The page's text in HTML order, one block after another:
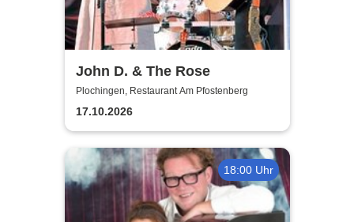
John D. & The Rose
Plochingen, Restaurant Am Pfostenberg
17.10.2026
18:00 Uhr